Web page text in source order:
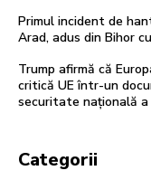
Primul incident de
Arad, adus din Bihor
Trump afirmă că
critică UE într-un
securitate națională a
Categorii